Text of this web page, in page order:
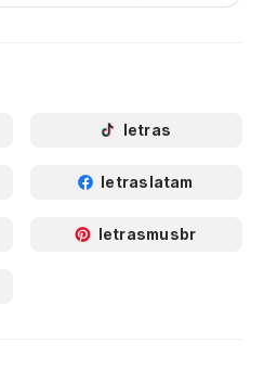
letras
letraslatam
letrasmusbr